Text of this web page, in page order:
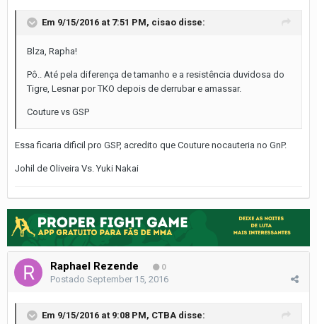
Em 9/15/2016 at 7:51 PM, cisao disse:
Blza, Rapha!
Pô.. Até pela diferença de tamanho e a resistência duvidosa do
Tigre, Lesnar por TKO depois de derrubar e amassar.
Couture vs GSP
Essa ficaria dificil pro GSP, acredito que Couture nocauteria no GnP.
Johil de Oliveira Vs. Yuki Nakai
Raphael Rezende 0
Postado September 15, 2016
Em 9/15/2016 at 9:08 PM, CTBA disse: